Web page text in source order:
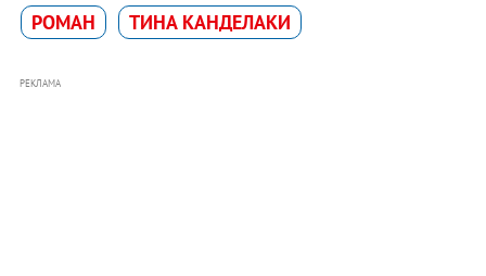
РОМАН ТИНА КАНДЕЛАКИ
РЕКЛАМА